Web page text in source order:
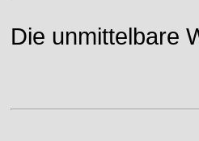
Die unmittelbare